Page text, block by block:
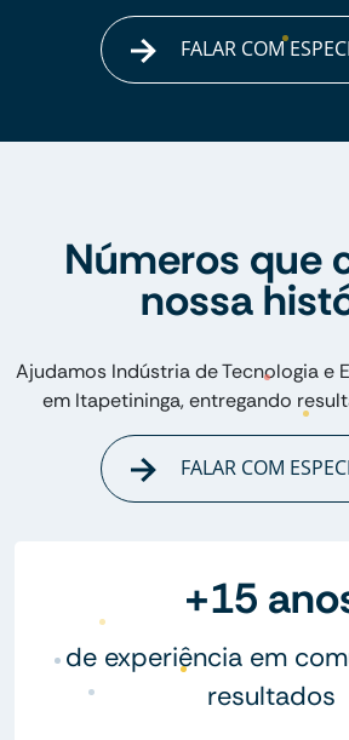
FALAR COM
Números que
nossa
Ajudamos Indústria de Tecnologia e
em Itapetininga, entregando
FALAR COM
+15
de experiência em
resultados